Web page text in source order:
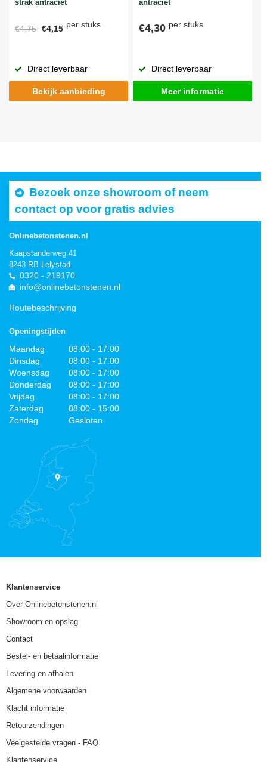
strak antraciet
€4,75 €4,15 per stuks
Direct leverbaar
Bekijk aanbieding
antraciet
€4,30 per stuks
Direct leverbaar
Meer informatie
Bezoek onze showroom of neem
contact op voor gratis advies
Onlinebetonstenen.nl
Kaapstanderweg 41
8243 RB Lelystad
0320 - 219170
info@onlinebetonstenen.nl
Routebeschrijving
Openingstijden
Maandag
08:00 - 17:00
Dinsdag
08:00 - 17:00
Woensdag
08:00 - 17:00
Donderdag
08:00 - 17:00
Vrijdag
08:00 - 17:00
Zaterdag
08:00 - 15:00
Zondag
Gesloten
Klantenservice
Over Onlinebetonstenen.nl
Showroom en opslag
Contact
Bestel- en betaalinformatie
Levering en afhalen
Algemene voorwaarden
Klacht informatie
Retourzendingen
Veelgestelde vragen - FAQ
Klantenservice